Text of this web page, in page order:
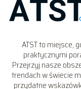
ATST to miejsce,
praktycznymi
Przejrzyj nasze
trendach w świecie
przydatne